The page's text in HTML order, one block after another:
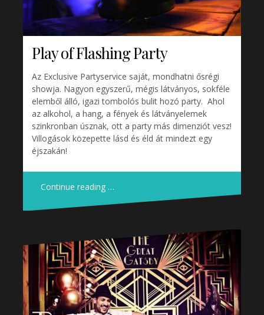
Play of Flashing Party
Az Exclusive Partyservice saját, mondhatni ősrégi
showja. Nagyon egyszerű, mégis látványos, sokféle
elemből álló, igazi tombolós bulit hozó party. Ahol
az alkohol, a hang, a fények és látványelemek
szinkronban úsznak, ott a party más dimenziót vesz!
Villogások közepette lásd és éld át mindezt egy
éjszakán!
Continue reading …